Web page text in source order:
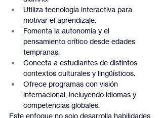
Utiliza tecnología interactiva para
motivar el aprendizaje.
Fomenta la autonomía y el
pensamiento crítico desde edades
tempranas.
Conecta a estudiantes de distintos
contextos culturales y lingüísticos.
Ofrece programas con visión
internacional, incluyendo idiomas y
competencias globales.
Este enfoque no solo desarrolla habilidades